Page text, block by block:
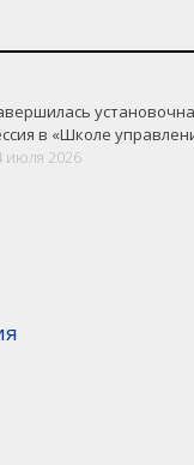
в «Школе
июля 2026